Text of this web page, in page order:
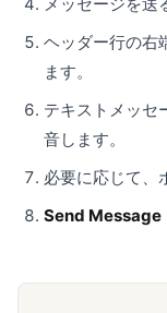
ヘッダー行の右
ます。
テキストメッセ
音します。
必要に応じて、
Send Message